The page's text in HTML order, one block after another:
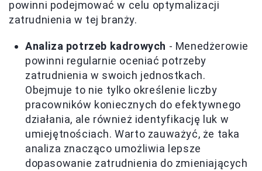
powinni podejmować w celu optymalizacji
zatrudnienia w tej branży.
Analiza potrzeb kadrowych - Menedżerowie
powinni regularnie oceniać potrzeby
zatrudnienia w swoich jednostkach.
Obejmuje to nie tylko określenie liczby
pracowników koniecznych do efektywnego
działania, ale również identyfikację luk w
umiejętnościach. Warto zauważyć, że taka
analiza znacząco umożliwia lepsze
dopasowanie zatrudnienia do zmieniających